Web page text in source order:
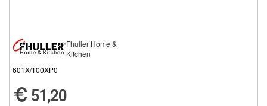
Fhuller Home &
Kitchen
601X/100XP0
51,20